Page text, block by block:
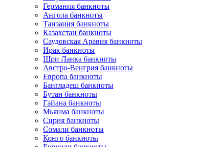
Германия банкноты
Ангола банкноты
Танзания банкноты
Казахстан банкноты
Саудовская Аравия банкноты
Ирак банкноты
Шри Ланка банкноты
Австро-Венгрия банкноты
Европа банкноты
Бангладеш банкноты
Бутан банкноты
Гайана банкноты
Мьянма банкноты
Сирия банкноты
Сомали банкноты
Конго банкноты